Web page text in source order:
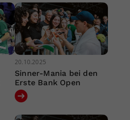
20.10.2025
Sinner-Mania bei den
Erste Bank Open